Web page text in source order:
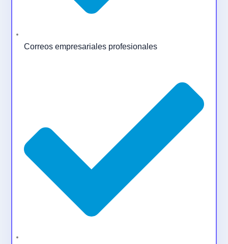
Correos empresariales profesionales